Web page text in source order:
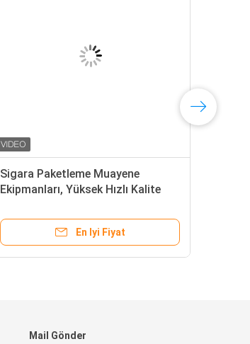
Sigara Paketleme Muayene
Ekipmanları, Yüksek Hızlı Kalite
En Iyi Fiyat
Mail Gönder